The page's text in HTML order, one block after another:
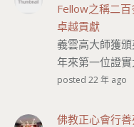
Fellow之稱二
卓越貢獻
義雲高大師獲
年來第一位證
posted 22 年 ago
佛教正心會行